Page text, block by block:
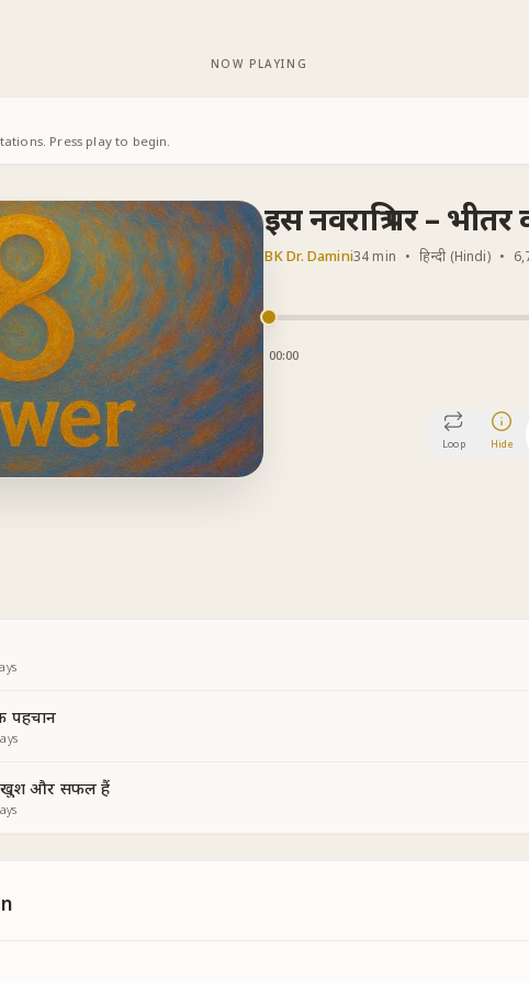
NOW PLAYING
Press play to begin.
इस नवरात्रि पर –
BK Dr. Damini34 min • हिन्दी (Hindi) •
00:00
Loop Hide
पहचान
खुश और सफल हैं